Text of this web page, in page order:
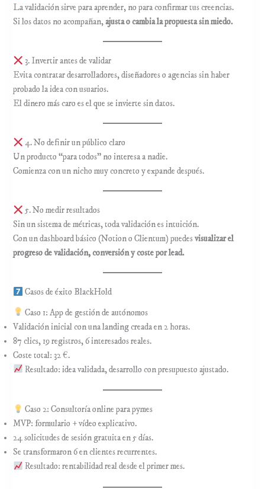
La validación sirve para aprender, no para confirmar tus creencias.
Si los datos no acompañan,ajusta o cambia la propuesta sin miedo.
3. Invertir antes de validar
Evita contratar desarrolladores, diseñadores o agencias sin haber
probado la idea con usuarios.
El dinero más caro es el que se invierte sin datos.
4. No definir un público claro
Un producto “para todos” no interesa a nadie.
Comienza con un nicho muy concreto y expande después.
5. No medir resultados
Sin un sistema de métricas, toda validación es intuición.
Con un dashboard básico (Notion o Clientum) puedesvisualizar el
progreso de validación, conversión y coste por lead.
Casos de éxito BlackHold
Caso 1: App de gestión de autónomos
Validación inicial con una landing creada en 2 horas.
87 clics, 19 registros, 6 interesados reales.
Coste total: 32 €.
Resultado: idea validada, desarrollo con presupuesto ajustado.
Caso 2: Consultoría online para pymes
MVP: formulario + vídeo explicativo.
24 solicitudes de sesión gratuita en 5 días.
Se transformaron 6 en clientes recurrentes.
Resultado: rentabilidad real desde el primer mes.